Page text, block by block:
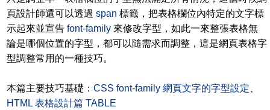
頁設計師還可以透過 span 標籤，把表格欄位內特定的文字標
示起來並宣告 font-family 來修改字型，如此一來整張表格無
論是哪個位置的字型，都可以隨需求而調整，這是網頁表格字
型調整常用的一種技巧。
本篇主要技巧基礎： CSS font-family 網頁文字的字型設定
HTML 表格設計篇 TABLE